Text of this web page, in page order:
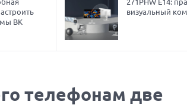
ВК
271PHW E14:
визуальный
телефонам две